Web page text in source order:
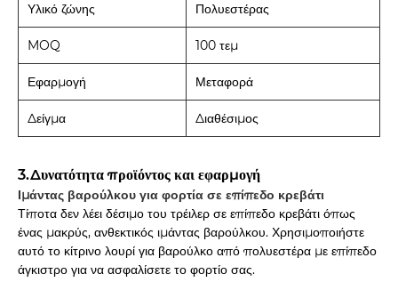
Υλικό ζώνης Πολυεστέρας
MOQ 100 τεμ
Εφαρμογή Μεταφορά
Δείγμα Διαθέσιμος
3.Δυνατότητα προϊόντος και εφαρμογή
Ιμάντας βαρούλκου για φορτία σε επίπεδο κρεβάτι
Τίποτα δεν λέει δέσιμο του τρέιλερ σε επίπεδο κρεβάτι όπως
ένας μακρύς, ανθεκτικός ιμάντας βαρούλκου. Χρησιμοποιήστε
αυτό το κίτρινο λουρί για βαρούλκο από πολυεστέρα με επίπεδο
άγκιστρο για να ασφαλίσετε το φορτίο σας.